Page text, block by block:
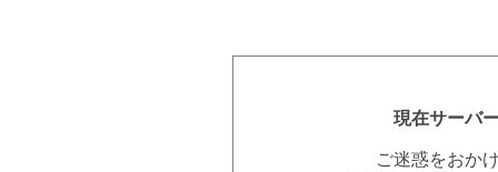
現在サーバ
ご迷惑をおか